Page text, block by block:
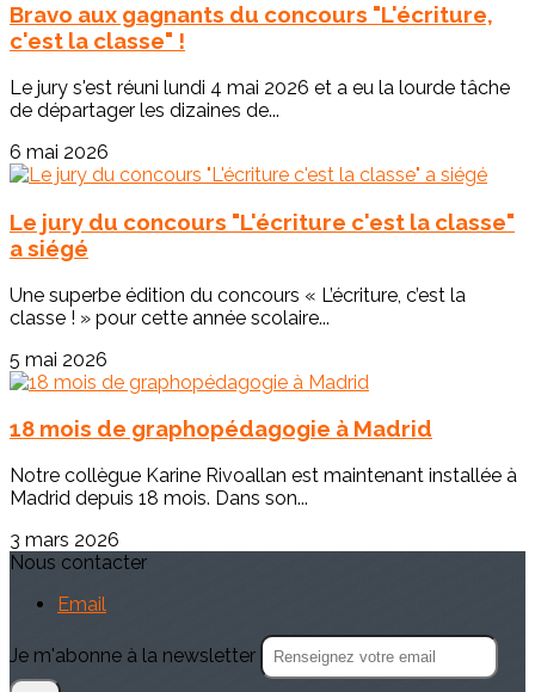
Bravo aux gagnants du concours "L'écriture,
c'est la classe" !
Le jury s'est réuni lundi 4 mai 2026 et a eu la lourde tâche
de départager les dizaines de...
6 mai 2026
Le jury du concours "L'écriture c'est la classe"
a siégé
Une superbe édition du concours « L’écriture, c’est la
classe ! » pour cette année scolaire...
5 mai 2026
18 mois de graphopédagogie à Madrid
Notre collègue Karine Rivoallan est maintenant installée à
Madrid depuis 18 mois. Dans son...
3 mars 2026
Nous contacter
Email
Je m'abonne à la newsletter